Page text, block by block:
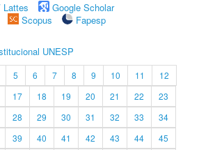
Lattes
Google Scholar
Scopus
Fapesp
UNESP
5 6 7 8 9 10 11
12
17 18 19 20 21 22
23
28 29 30 31 32 33
34
39 40 41 42 43 44
45